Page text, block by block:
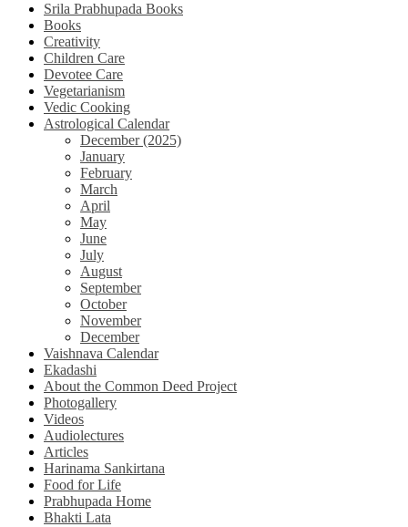
Srila Prabhupada Books
Books
Creativity
Children Care
Devotee Care
Vegetarianism
Vedic Cooking
Astrological Calendar
December (2025)
January
February
March
April
May
June
July
August
September
October
November
December
Vaishnava Calendar
Ekadashi
About the Common Deed Project
Photogallery
Videos
Audiolectures
Articles
Harinama Sankirtana
Food for Life
Prabhupada Home
Bhakti Lata